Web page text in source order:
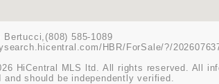
Bertucci,(808) 585-1089
HBR/ForSale/?/
HiCentral MLS ltd. All rights reserved. All
and should be independently verified.